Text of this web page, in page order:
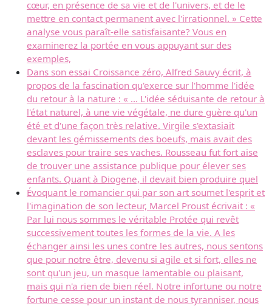
cœur, en présence de sa vie et de l'univers, et de le
mettre en contact permanent avec l'irrationnel. » Cette
analyse vous paraît-elle satisfaisante? Vous en
examinerez la portée en vous appuyant sur des
exemples,
Dans son essai Croissance zéro, Alfred Sauvy écrit, à
propos de la fascination qu'exerce sur l'homme l'idée
du retour à la nature : « ... L'idée séduisante de retour à
l'état naturel, à une vie végétale, ne dure guère qu'un
été et d'une façon très relative. Virgile s'extasiait
devant les gémissements des boeufs, mais avait des
esclaves pour traire ses vaches. Rousseau fut fort aise
de trouver une assistance publique pour élever ses
enfants. Quant à Diogene, il devait bien produire quel
Évoquant le romancier qui par son art soumet l'esprit et
l'imagination de son lecteur, Marcel Proust écrivait : «
Par lui nous sommes le véritable Protée qui revêt
successivement toutes les formes de la vie. A les
échanger ainsi les unes contre les autres, nous sentons
que pour notre être, devenu si agile et si fort, elles ne
sont qu'un jeu, un masque lamentable ou plaisant,
mais qui n'a rien de bien réel. Notre infortune ou notre
fortune cesse pour un instant de nous tyranniser, nous